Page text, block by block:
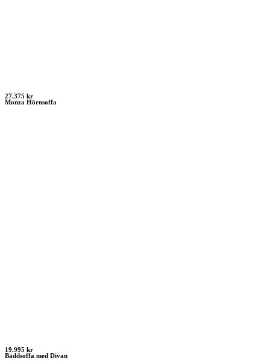
27.375 kr
Monza Hörnsoffa
19.995 kr
Bäddsoffa med Divan